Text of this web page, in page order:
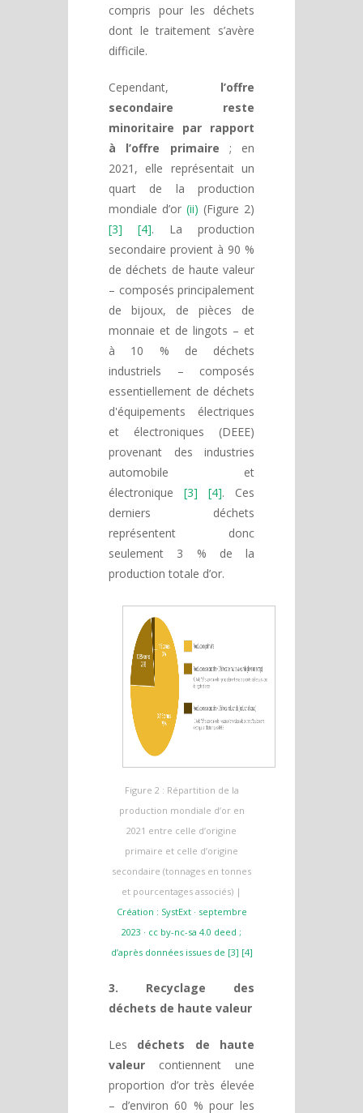
compris pour les déchets
dont le traitement s’avère
difficile.
Cependant, l’offre
secondaire reste
minoritaire par rapport
à l’offre primaire ; en
2021, elle représentait un
quart de la production
mondiale d’or (ii) (Figure 2)
[3] [4]. La production
secondaire provient à 90 %
de déchets de haute valeur
– composés principalement
de bijoux, de pièces de
monnaie et de lingots – et
à 10 % de déchets
industriels – composés
essentiellement de déchets
d'équipements électriques
et électroniques (DEEE)
provenant des industries
automobile et
électronique [3] [4]. Ces
derniers déchets
représentent donc
seulement 3 % de la
production totale d’or.
Figure 2 : Répartition de la
production mondiale d’or en
2021 entre celle d’origine
primaire et celle d’origine
secondaire (tonnages en tonnes
et pourcentages associés) |
Création : SystExt · septembre
2023 · cc by-nc-sa 4.0 deed ;
d’après données issues de [3] [4]
3. Recyclage des
déchets de haute valeur
Les déchets de haute
valeur contiennent une
proportion d’or très élevée
– d’environ 60 % pour les